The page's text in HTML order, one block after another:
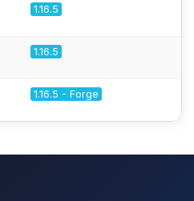
1.16.5
1.16.5
1.16.5 - Forge